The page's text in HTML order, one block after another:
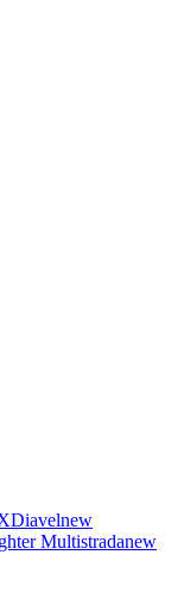
new
Multistradanew